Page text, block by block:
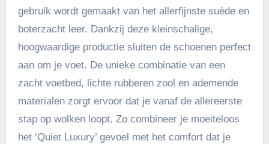
gebruik wordt gemaakt van het allerfijnste suède en
boterzacht leer. Dankzij deze kleinschalige,
hoogwaardige productie sluiten de schoenen perfect
aan om je voet. De unieke combinatie van een
zacht voetbed, lichte rubberen zool en ademende
materialen zorgt ervoor dat je vanaf de allereerste
stap op wolken loopt. Zo combineer je moeiteloos
het ‘Quiet Luxury’ gevoel met het comfort dat je